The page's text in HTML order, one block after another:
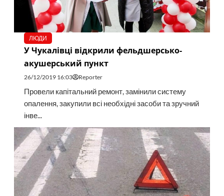
ЛЮДИ
У Чукалівці відкрили фельдшерсько-
акушерський пункт
26/12/2019 16:03 Reporter
Провели капітальний ремонт, замінили систему
опалення, закупили всі необхідні засоби та зручний
інве...